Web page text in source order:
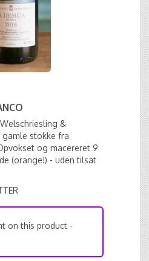
&
stokke fra
og macereret 9
(orange!) - uden tilsat
on this product -